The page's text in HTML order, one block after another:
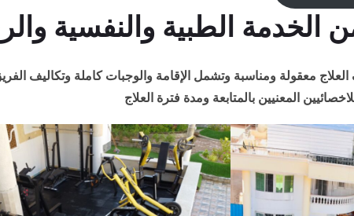
الطبية والنفسية
معقولة ومناسبة وتشمل الإقامة والوجبات كاملة وتكاليف
المعنيين بالمتابعة ومدة فترة العلاج